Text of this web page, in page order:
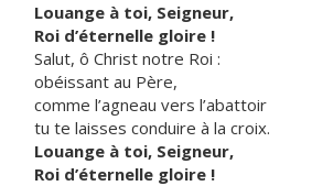
Louange à toi, Seigneur,
Roi d’éternelle gloire !
Salut, ô Christ notre Roi :
obéissant au Père,
comme l’agneau vers l’abattoir
tu te laisses conduire à la croix.
Louange à toi, Seigneur,
Roi d’éternelle gloire !